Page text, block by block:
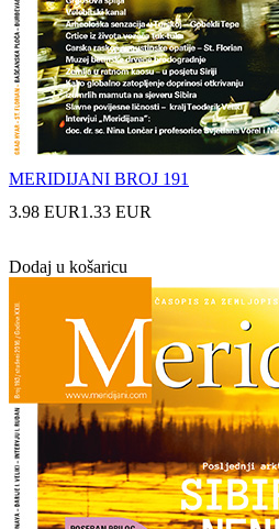
MERIDIJANI BROJ 191
3.98 EUR1.33 EUR
Dodaj u košaricu